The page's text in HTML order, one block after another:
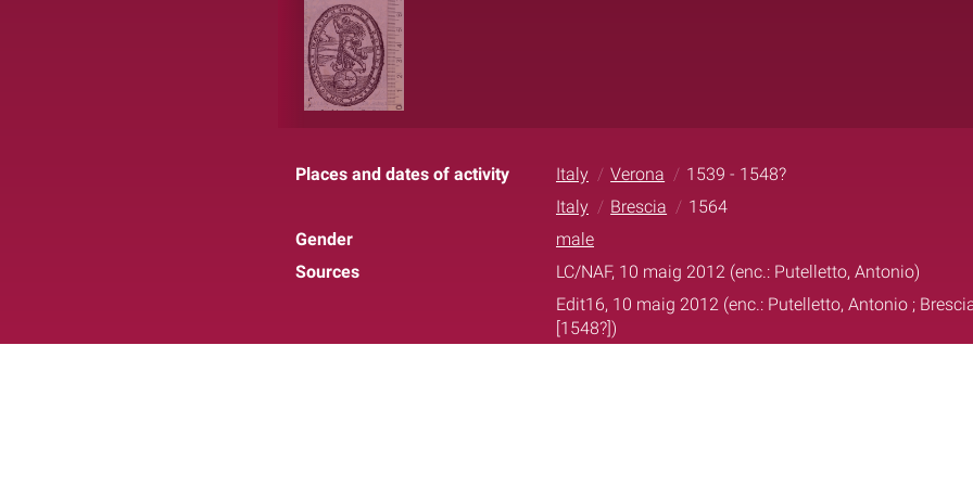
Places and dates of activity Italy Verona
1539 - 1548?
Italy
Brescia
1564
Gender
male
Sources
LC/NAF, 10 maig 2012 (enc.: Putelletto, Antonio)
Edit16, 10 maig 2012 (enc.: Putelletto, Antonio ;
[1548?])